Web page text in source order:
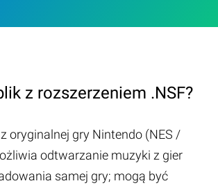
z rozszerzeniem .NSF?
oryginalnej gry Nintendo (NES /
odtwarzanie muzyki z gier
samej gry; mogą być